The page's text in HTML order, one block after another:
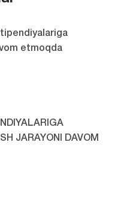
etmoqda
JARAYONI DAVOM